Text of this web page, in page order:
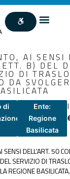
AI SENSI
B) DEL
DI
DA
di
Ente:
Regione
Basilicata
DELL’ART. 50
SERVIZIO DI
REGIONE BASILICATA.